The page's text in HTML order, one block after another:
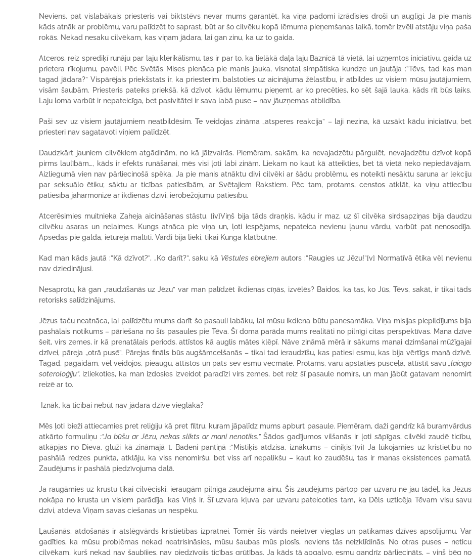
Neviens, pat vislabākais priesteris vai biktstēvs nevar mums garantēt, ka viņa padomi izrādīsies droši un auglīgi. Ja pie manis
kāds atnāk ar problēmu, varu palīdzēt to saprast, būt ar šo cilvēku kopā lēmuma pieņemšanas laikā, tomēr izvēli atstāju viņa paša
rokās. Nekad nesaku cilvēkam, kas viņam jādara, lai gan zinu, ka uz to gaida.
Atceros, reiz sprediķī runāju par laju klerikālismu, tas ir par to, ka lielākā daļa laju Baznīcā tā vietā, lai uzņemtos iniciatīvu, gaida uz
prietera rīkojumu, pavēli. Pēc Svētās Mises pienāca pie manis jauka, visnotaļ simpātiska kundze un jautāja :”Tēvs, tad kas man
tagad jādara?” Vispārējais priekšstats ir, ka priesterim, balstoties uz aicinājuma žēlastību, ir atbildes uz visiem mūsu jautājumiem,
visām šaubām. Priesteris pateiks priekšā, kā dzīvot, kādu lēmumu pieņemt, ar ko precēties, ko sēt šajā lauka, kāds rīt būs laiks.
Laju loma varbūt ir nepateicīga, bet pasivitātei ir sava labā puse – nav jāuzņemas atbildība.
Paši sev uz visiem jautājumiem neatbildēsim. Te veidojas zināma „atsperes reakcija” – laji nezina, kā uzsākt kādu iniciatīvu, bet
priesteri nav sagatavoti viņiem palīdzēt.
Daudzkārt jauniem cilvēkiem atgādinām, no kā jāizvairās. Piemēram, sakām, ka nevajadzētu pārgulēt, nevajadzētu dzīvot kopā
pirms laulībām…, kāds ir efekts runāšanai, mēs visi ļoti labi zinām. Liekam no kaut kā atteikties, bet tā vietā neko nepiedāvājam.
Aizliegumā vien nav pārliecinošā spēka. Ja pie manis atnāktu divi cilvēki ar šādu problēmu, es noteikti nesāktu saruna ar lekciju
par seksuālo ētiku; sāktu ar ticības patiesībām, ar Svētajiem Rakstiem. Pēc tam, protams, censtos atklāt, ka viņu attiecību
patiesība jāharmonizē ar ikdienas dzīvi, ierobežojumu patiesību.
Atcerēsimies muitnieka Zaheja aicināšanas stāstu. [iv]Viņš bija tāds draņķis, kādu ir maz, uz šī cilvēka sirdsapziņas bija daudzu
cilvēku asaras un nelaimes. Kungs atnāca pie viņa un, ļoti iespējams, nepateica nevienu ļaunu vārdu, varbūt pat nenosodīja.
Apsēdās pie galda, ieturēja maltīti. Vārdi bija lieki, tikai Kunga klātbūtne.
Kad man kāds jautā :”Kā dzīvot?”, „Ko darīt?”, saku kā Vēstules ebrejiem autors :”Raugies uz Jēzu!”[v] Normatīvā ētika vēl nevienu
nav dziedinājusi.
Nesaprotu, kā gan „raudzīšanās uz Jēzu” var man palīdzēt ikdienas cīņās, izvēlēs? Baidos, ka tas, ko Jūs, Tēvs, sakāt, ir tikai tāds
retorisks salīdzinājums.
Jēzus taču neatnāca, lai palīdzētu mums darīt šo pasauli labāku, lai mūsu ikdiena būtu panesamāka. Viņa misijas piepildījums bija
pashālais notikums – pāriešana no šīs pasaules pie Tēva. Šī doma parāda mums realitāti no pilnīgi citas perspektīvas. Mana dzīve
šeit, virs zemes, ir kā prenatālais periods, attīstos kā auglis mātes klēpī. Nāve zināmā mērā ir sākums manai dzimšanai mūžīgajai
dzīvei, pāreja „otrā pusē”. Pārejas fināls būs augšāmcelšanās – tikai tad ieraudzīšu, kas patiesi esmu, kas bija vērtīgs manā dzīvē.
Tagad, pagaidām, vēl veidojos, pieaugu, attīstos un pats sev esmu vecmāte. Protams, varu apstāties pusceļā, attīstīt savu„laicīgo
soteroloģiju”, izliekoties, ka man izdosies izveidot paradīzi virs zemes, bet reiz šī pasaule nomirs, un man jābūt gatavam nenomirt
reizē ar to.
Iznāk, ka ticībai nebūt nav jādara dzīve vieglāka?
Mēs ļoti bieži attiecamies pret reliģiju kā pret filtru, kuram jāpalīdz mums apburt pasaule. Piemēram, daži gandrīz kā buramvārdus
atkārto formuliņu:”Ja būšu ar Jēzu, nekas slikts ar mani nenotiks.” Šādos gadījumos vilšanās ir ļoti sāpīgas, cilvēki zaudē ticību,
atkāpjas no Dieva, gluži kā zināmajā t. Badeni pantiņā :”Mistiķis atdzisa, iznākums – ciniķis.”[vi] Ja lūkojamies uz kristietību no
pashālā redzes punkta, atklāju, ka viss nenomiršu, bet viss arī nepalikšu – kaut ko zaudēšu, tas ir manas eksistences pamatā.
Zaudējums ir pashālā piedzīvojuma daļā.
Ja raugāmies uz krustu tikai cilvēciski, ieraugām pilnīga zaudējuma ainu. Šis zaudējums pārtop par uzvaru ne jau tādēļ, ka Jēzus
nokāpa no krusta un visiem parādīja, kas Viņš ir. Šī uzvara kļuva par uzvaru pateicoties tam, ka Dēls uzticēja Tēvam visu savu
dzīvi, atdeva Viņam savas ciešanas un nespēku.
Ļaušanās, atdošanās ir atslēgvārds kristietības izpratnei. Tomēr šis vārds neietver vieglas un patīkamas dzīves apsolījumu. Var
gadīties, ka mūsu problēmas nekad neatrisināsies, mūsu šaubas mūs plosīs, neviens tās neizklīdinās. No otras puses – neticu
cilvēkam, kurš nekad nav šaubījies, nav piedzīvojis ticības grūtības. Ja kāds tā apgalvo, esmu gandrīz pārliecināts, – viņš bēg no